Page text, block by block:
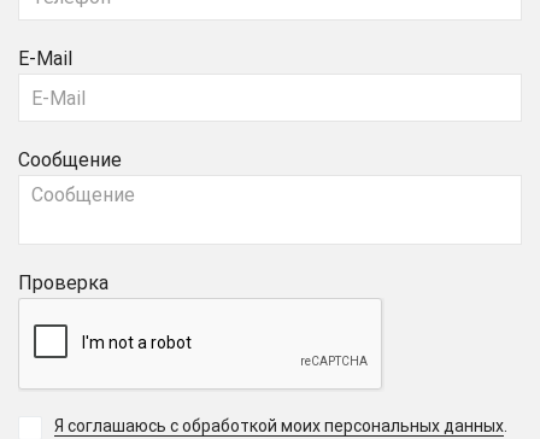
E-Mail
Сообщение
Проверка
Я соглашаюсь с обработкой моих персональных данных